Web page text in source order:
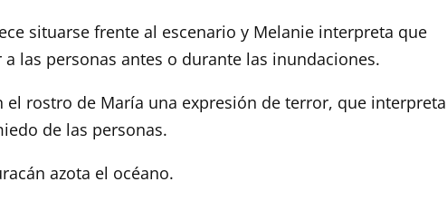
situarse frente al escenario y Melanie interpreta que
las personas antes o durante las inundaciones.
el rostro de María una expresión de terror, que interpreta
de las personas.
azota el océano.